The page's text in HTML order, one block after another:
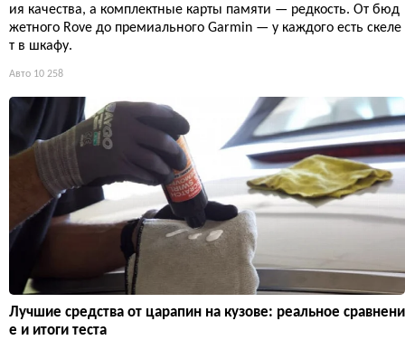
ия качества, а комплектные карты памяти — редкость. От бюд
жетного Rove до премиального Garmin — у каждого есть скеле
т в шкафу.
Авто 10 258
Лучшие средства от царапин на кузове: реальное сравнени
е и итоги теста